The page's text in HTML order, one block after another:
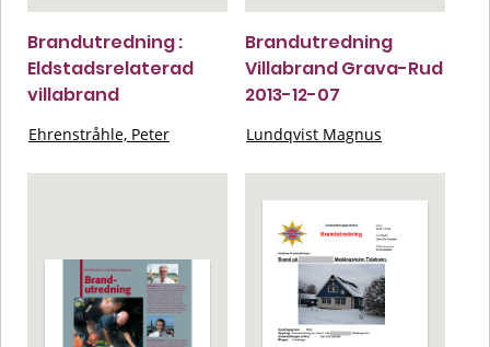
Brandutredning :
Eldstadsrelaterad
villabrand
Ehrenstråhle, Peter
Brandutredning
Villabrand Grava-Rud
2013-12-07
Lundqvist Magnus